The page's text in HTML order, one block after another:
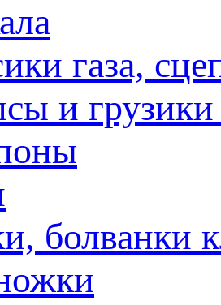
газа,
и грузики
болванки